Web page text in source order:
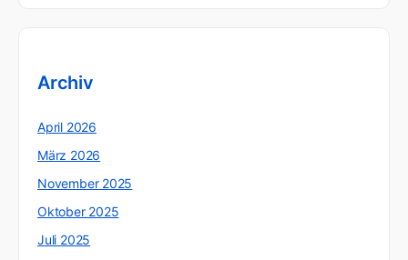
Archiv
April 2026
März 2026
November 2025
Oktober 2025
Juli 2025